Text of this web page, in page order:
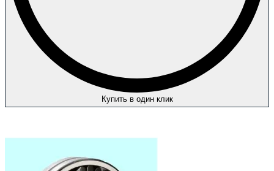
Купить в один клик